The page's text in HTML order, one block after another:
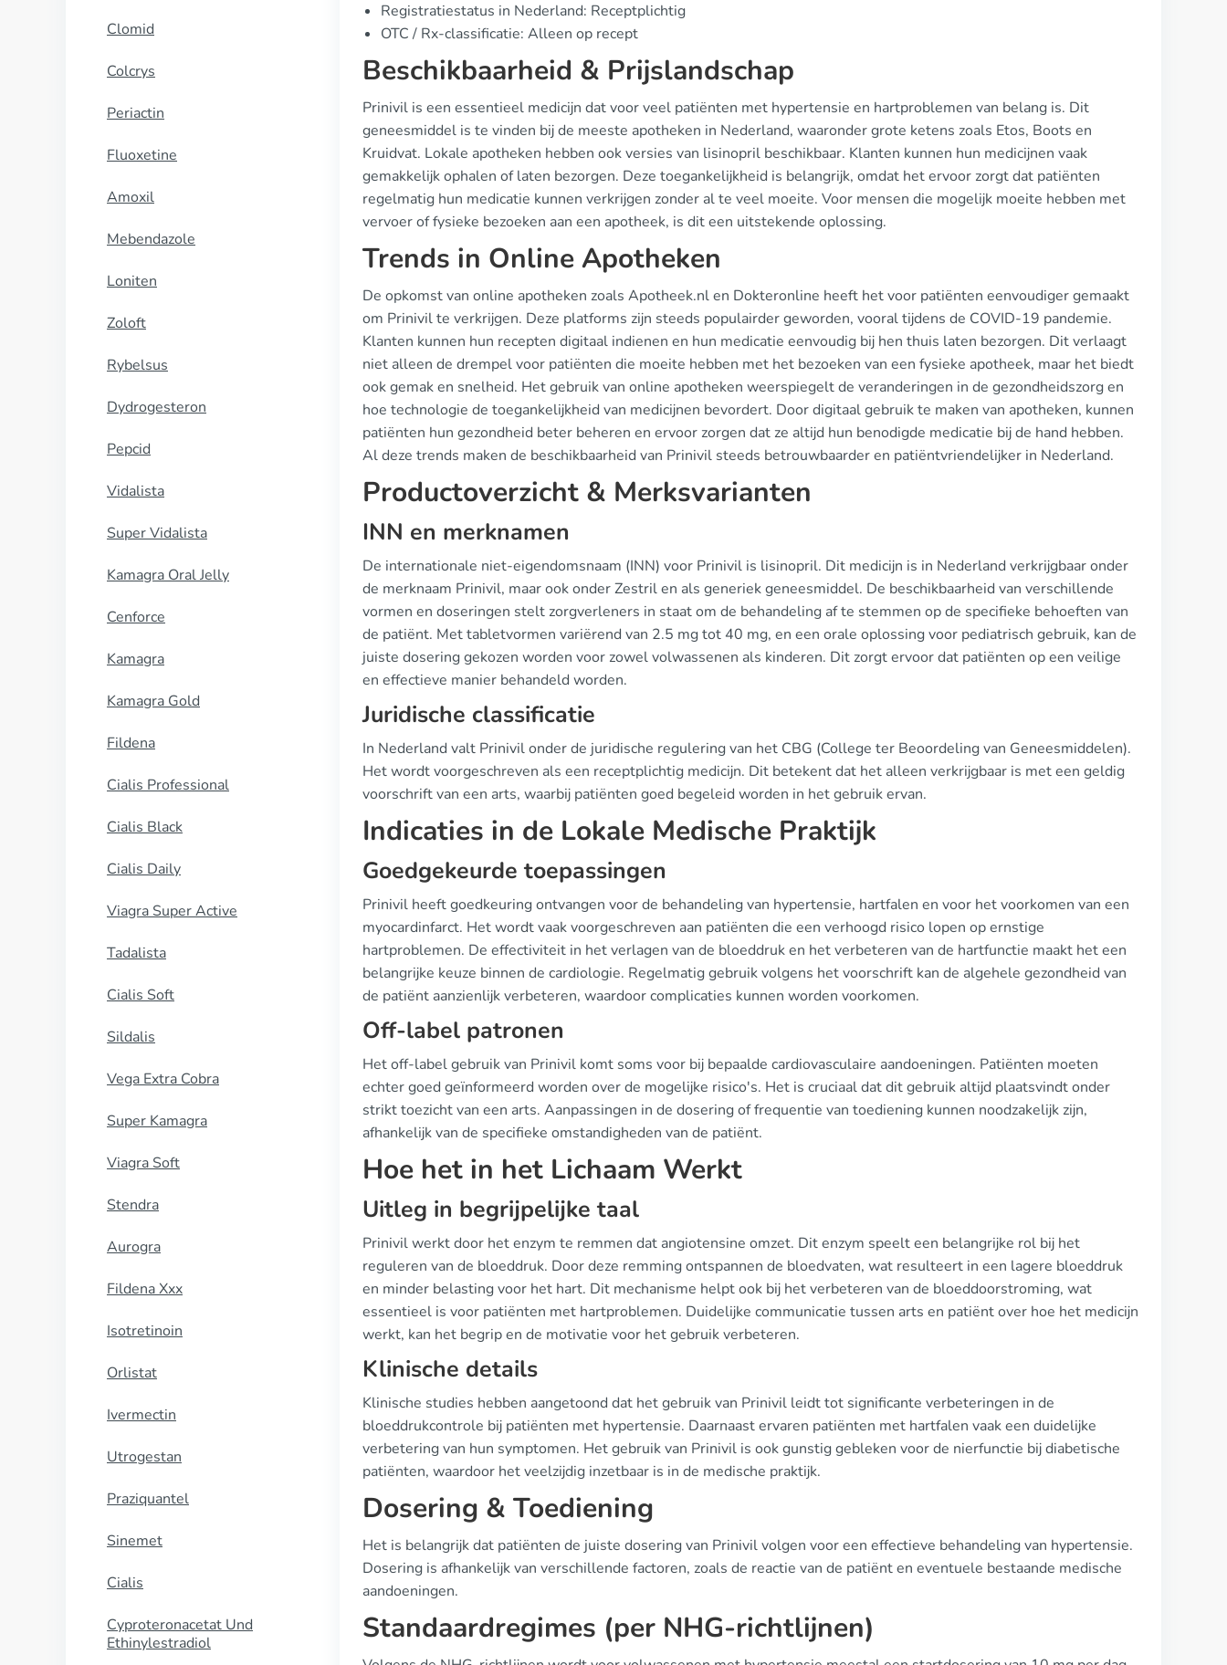
Clomid
Colcrys
Periactin
Fluoxetine
Amoxil
Mebendazole
Loniten
Zoloft
Rybelsus
Dydrogesteron
Pepcid
Vidalista
Super Vidalista
Kamagra Oral Jelly
Cenforce
Kamagra
Kamagra Gold
Fildena
Cialis Professional
Cialis Black
Cialis Daily
Viagra Super Active
Tadalista
Cialis Soft
Sildalis
Vega Extra Cobra
Super Kamagra
Viagra Soft
Stendra
Aurogra
Fildena Xxx
Isotretinoin
Orlistat
Ivermectin
Utrogestan
Praziquantel
Sinemet
Cialis
Cyproteronacetat Und
Ethinylestradiol
Registratiestatus in Nederland: Receptplichtig
OTC / Rx-classificatie: Alleen op recept
Beschikbaarheid & Prijslandschap
Prinivil is een essentieel medicijn dat voor veel patiënten met hypertensie en hartproblemen van belang is. Dit
geneesmiddel is te vinden bij de meeste apotheken in Nederland, waaronder grote ketens zoals Etos, Boots en
Kruidvat. Lokale apotheken hebben ook versies van lisinopril beschikbaar. Klanten kunnen hun medicijnen vaak
gemakkelijk ophalen of laten bezorgen. Deze toegankelijkheid is belangrijk, omdat het ervoor zorgt dat patiënten
regelmatig hun medicatie kunnen verkrijgen zonder al te veel moeite. Voor mensen die mogelijk moeite hebben met
vervoer of fysieke bezoeken aan een apotheek, is dit een uitstekende oplossing.
Trends in Online Apotheken
De opkomst van online apotheken zoals Apotheek.nl en Dokteronline heeft het voor patiënten eenvoudiger gemaakt
om Prinivil te verkrijgen. Deze platforms zijn steeds populairder geworden, vooral tijdens de COVID-19 pandemie.
Klanten kunnen hun recepten digitaal indienen en hun medicatie eenvoudig bij hen thuis laten bezorgen. Dit verlaagt
niet alleen de drempel voor patiënten die moeite hebben met het bezoeken van een fysieke apotheek, maar het biedt
ook gemak en snelheid. Het gebruik van online apotheken weerspiegelt de veranderingen in de gezondheidszorg en
hoe technologie de toegankelijkheid van medicijnen bevordert. Door digitaal gebruik te maken van apotheken, kunnen
patiënten hun gezondheid beter beheren en ervoor zorgen dat ze altijd hun benodigde medicatie bij de hand hebben.
Al deze trends maken de beschikbaarheid van Prinivil steeds betrouwbaarder en patiëntvriendelijker in Nederland.
Productoverzicht & Merksvarianten
INN en merknamen
De internationale niet-eigendomsnaam (INN) voor Prinivil is lisinopril. Dit medicijn is in Nederland verkrijgbaar onder
de merknaam Prinivil, maar ook onder Zestril en als generiek geneesmiddel. De beschikbaarheid van verschillende
vormen en doseringen stelt zorgverleners in staat om de behandeling af te stemmen op de specifieke behoeften van
de patiënt. Met tabletvormen variërend van 2.5 mg tot 40 mg, en een orale oplossing voor pediatrisch gebruik, kan de
juiste dosering gekozen worden voor zowel volwassenen als kinderen. Dit zorgt ervoor dat patiënten op een veilige
en effectieve manier behandeld worden.
Juridische classificatie
In Nederland valt Prinivil onder de juridische regulering van het CBG (College ter Beoordeling van Geneesmiddelen).
Het wordt voorgeschreven als een receptplichtig medicijn. Dit betekent dat het alleen verkrijgbaar is met een geldig
voorschrift van een arts, waarbij patiënten goed begeleid worden in het gebruik ervan.
Indicaties in de Lokale Medische Praktijk
Goedgekeurde toepassingen
Prinivil heeft goedkeuring ontvangen voor de behandeling van hypertensie, hartfalen en voor het voorkomen van een
myocardinfarct. Het wordt vaak voorgeschreven aan patiënten die een verhoogd risico lopen op ernstige
hartproblemen. De effectiviteit in het verlagen van de bloeddruk en het verbeteren van de hartfunctie maakt het een
belangrijke keuze binnen de cardiologie. Regelmatig gebruik volgens het voorschrift kan de algehele gezondheid van
de patiënt aanzienlijk verbeteren, waardoor complicaties kunnen worden voorkomen.
Off-label patronen
Het off-label gebruik van Prinivil komt soms voor bij bepaalde cardiovasculaire aandoeningen. Patiënten moeten
echter goed geïnformeerd worden over de mogelijke risico's. Het is cruciaal dat dit gebruik altijd plaatsvindt onder
strikt toezicht van een arts. Aanpassingen in de dosering of frequentie van toediening kunnen noodzakelijk zijn,
afhankelijk van de specifieke omstandigheden van de patiënt.
Hoe het in het Lichaam Werkt
Uitleg in begrijpelijke taal
Prinivil werkt door het enzym te remmen dat angiotensine omzet. Dit enzym speelt een belangrijke rol bij het
reguleren van de bloeddruk. Door deze remming ontspannen de bloedvaten, wat resulteert in een lagere bloeddruk
en minder belasting voor het hart. Dit mechanisme helpt ook bij het verbeteren van de bloeddoorstroming, wat
essentieel is voor patiënten met hartproblemen. Duidelijke communicatie tussen arts en patiënt over hoe het medicijn
werkt, kan het begrip en de motivatie voor het gebruik verbeteren.
Klinische details
Klinische studies hebben aangetoond dat het gebruik van Prinivil leidt tot significante verbeteringen in de
bloeddrukcontrole bij patiënten met hypertensie. Daarnaast ervaren patiënten met hartfalen vaak een duidelijke
verbetering van hun symptomen. Het gebruik van Prinivil is ook gunstig gebleken voor de nierfunctie bij diabetische
patiënten, waardoor het veelzijdig inzetbaar is in de medische praktijk.
Dosering & Toediening
Het is belangrijk dat patiënten de juiste dosering van Prinivil volgen voor een effectieve behandeling van hypertensie.
Dosering is afhankelijk van verschillende factoren, zoals de reactie van de patiënt en eventuele bestaande medische
aandoeningen.
Standaardregimes (per NHG-richtlijnen)